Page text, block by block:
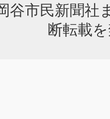
谷市民新聞社
断転載